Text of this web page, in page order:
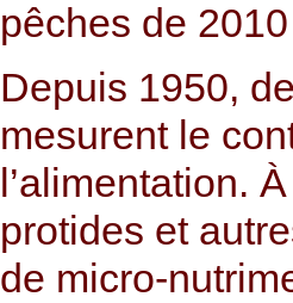
pêches de 2010
Depuis 1950,
mesurent le
l’alimentation.
protides et
de micro-